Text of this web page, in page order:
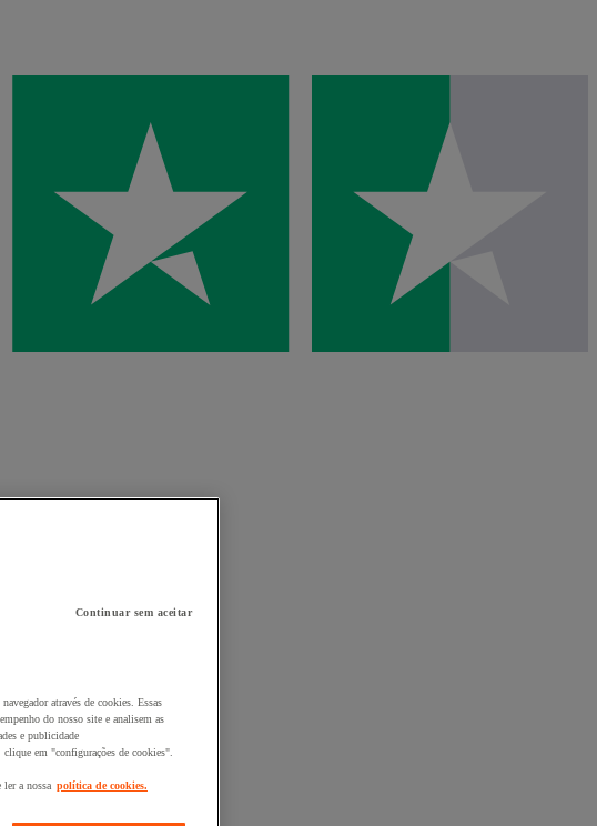
Continuar sem aceitar
através de cookies. Essas
do nosso site e analisem as
e publicidade
clique em "configurações de cookies".
ler a nossa política de cookies.